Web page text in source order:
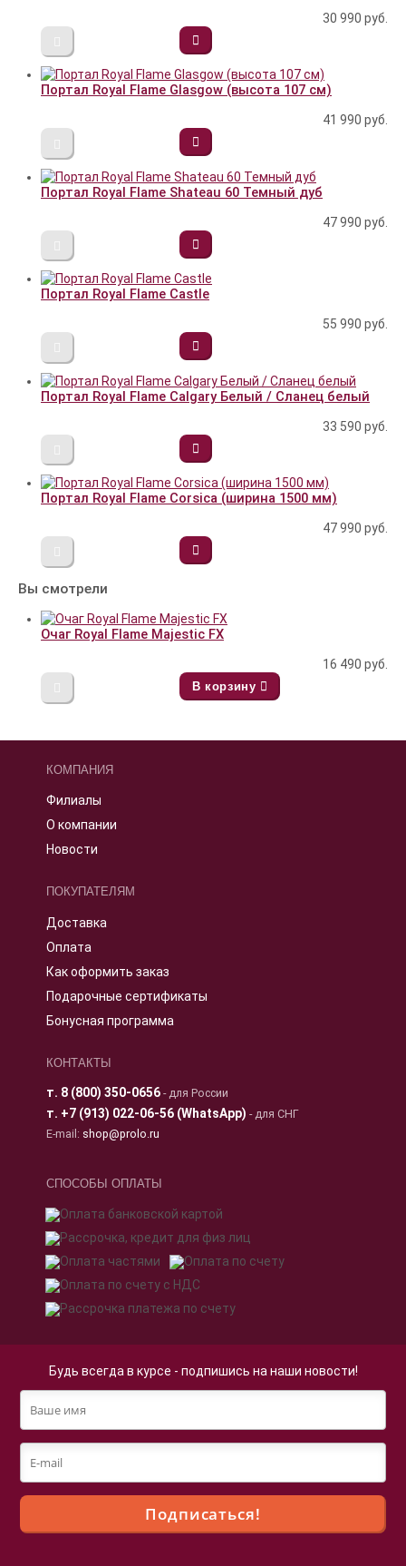
30 990 руб.
Портал Royal Flame Glasgow (высота 107 см)
41 990 руб.
Портал Royal Flame Shateau 60 Темный дуб
47 990 руб.
Портал Royal Flame Castle
55 990 руб.
Портал Royal Flame Calgary Белый / Сланец белый
33 590 руб.
Портал Royal Flame Corsica (ширина 1500 мм)
47 990 руб.
Вы смотрели
Очаг Royal Flame Majestic FX
16 490 руб.
В корзину
КОМПАНИЯ
Филиалы
О компании
Новости
ПОКУПАТЕЛЯМ
Доставка
Оплата
Как оформить заказ
Подарочные сертификаты
Бонусная программа
КОНТАКТЫ
т. 8 (800) 350-0656- для России
т. +7 (913) 022-06-56 (WhatsApp) - для СНГ
E-mail: shop@prolo.ru
СПОСОБЫ ОПЛАТЫ
Будь всегда в курсе - подпишись на наши новости!